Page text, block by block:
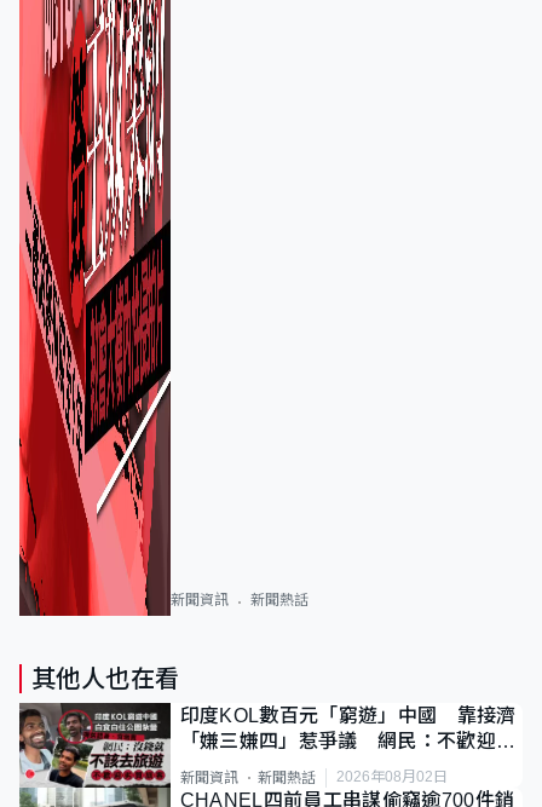
新聞資訊 新聞熱話
其他人也在看
印度KOL數百元「窮遊」中國 靠接濟
「嫌三嫌四」惹爭議 網民：不歡迎劣
質旅客
新聞資訊 新聞熱話 2026年08月02日
CHANEL四前員工串謀偷竊逾700件銷